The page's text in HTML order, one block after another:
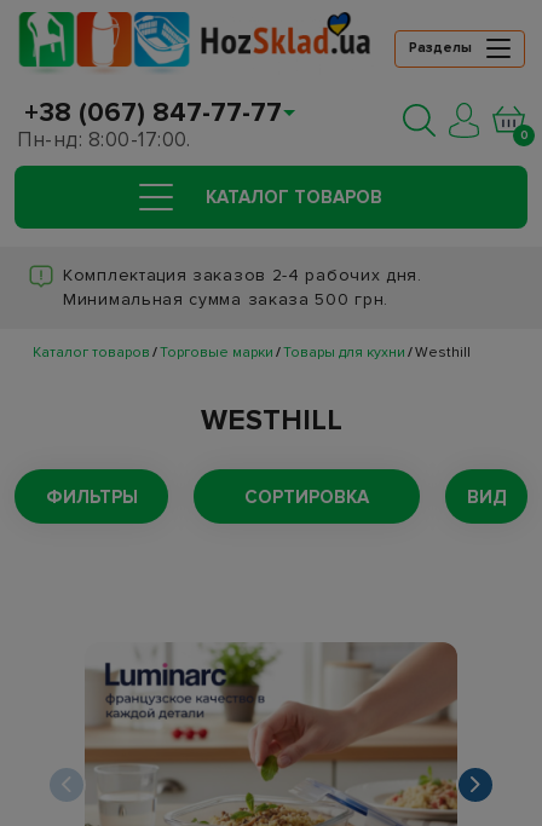
Разделы
+38 (067) 847-77-77
Пн-нд: 8:00-17:00. 0
КАТАЛОГ ТОВАРОВ
Комплектация заказов 2-4 рабочих дня.
Минимальная сумма заказа 500 грн.
Каталог товаров Торговые марки Товары для кухни Westhill
WESTHILL
ФИЛЬТРЫ СОРТИРОВКА ВИД